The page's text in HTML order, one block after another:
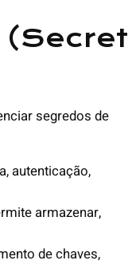
(Secret
segredos de
autenticação,
armazenar,
de chaves,